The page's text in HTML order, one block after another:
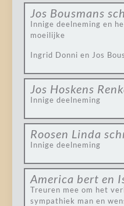
Jos Bousmans
Innige deelneming en
moeilijke
Ingrid Donni en Jos
Jos Hoskens
Innige deelneming
Roosen Linda
Innige deelneming
America bert en
Treuren mee om het
sympathiek man en